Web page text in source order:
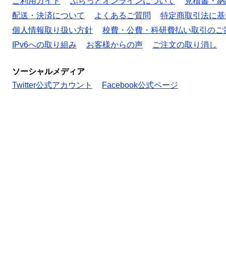
配送・決済について
よくあるご質問
特定商取引法に
個人情報取り扱い方針
校費・公費・科研費払い取引のご
IPv6への取り組み
お客様からの声 ご注文の取り消し
ソーシャルメディア
Twitter公式アカウント
Facebook公式ページ